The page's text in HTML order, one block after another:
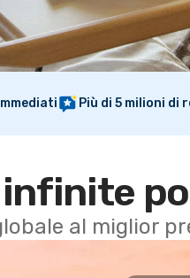
Più di 5 milioni di
al miglior